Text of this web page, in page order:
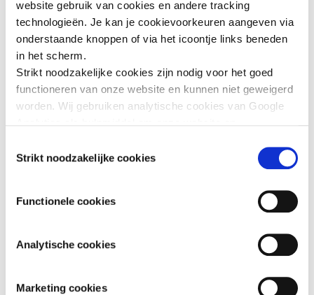
website gebruik van cookies en andere tracking
technologieën. Je kan je cookievoorkeuren aangeven via
onderstaande knoppen of via het icoontje links beneden
in het scherm.
Strikt noodzakelijke cookies zijn nodig voor het goed
functioneren van onze website en kunnen niet geweigerd
worden. Wij gebruiken analytische cookies van Google
zorgen ervoor dat je de embedded video’s van YouTube
spamfilter te activeren. Wij en onze partners gebruiken
marketingcookies om je surfgedrag in kaart te brengen
er meer over in onze
Strikt noodzakelijke cookies
Functionele cookies
Analytische cookies
Marketing cookies
gemonitord met een ademhalingsapparaat, geleverd door
UNICEF, samen met andere gezondheidszorgbenodigdheden.
Met een eerste humanitaire zending biedt UNICEF
ondersteuning aan ziekenhuizen in 5 regio’s in Oekraïne. Ze
bieden een reddingslijn aan uitgeputte artsen en
verpleegkundigen
© UNICEF/UN0604108/Boyko